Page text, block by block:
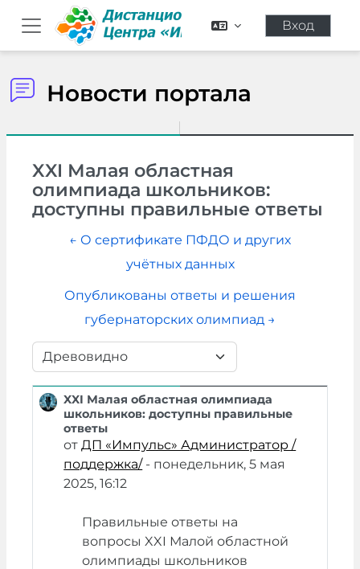
Перейти к основному содержанию
Боковая панель
Вход
Новости портала
XXI Малая областная
олимпиада школьников:
доступны правильные ответы
← О сертификате ПФДО и других
учётных данных
Опубликованы ответы и решения
губернаторских олимпиад →
Режим отображения
XXI Малая областная олимпиада
школьников: доступны правильные
ответы
от ДП «Импульс» Администратор /
поддержка/- понедельник, 5 мая
2025, 16:12
Количество ответов: 0
Правильные ответы на
вопросы XXI Малой областной
олимпиады школьников